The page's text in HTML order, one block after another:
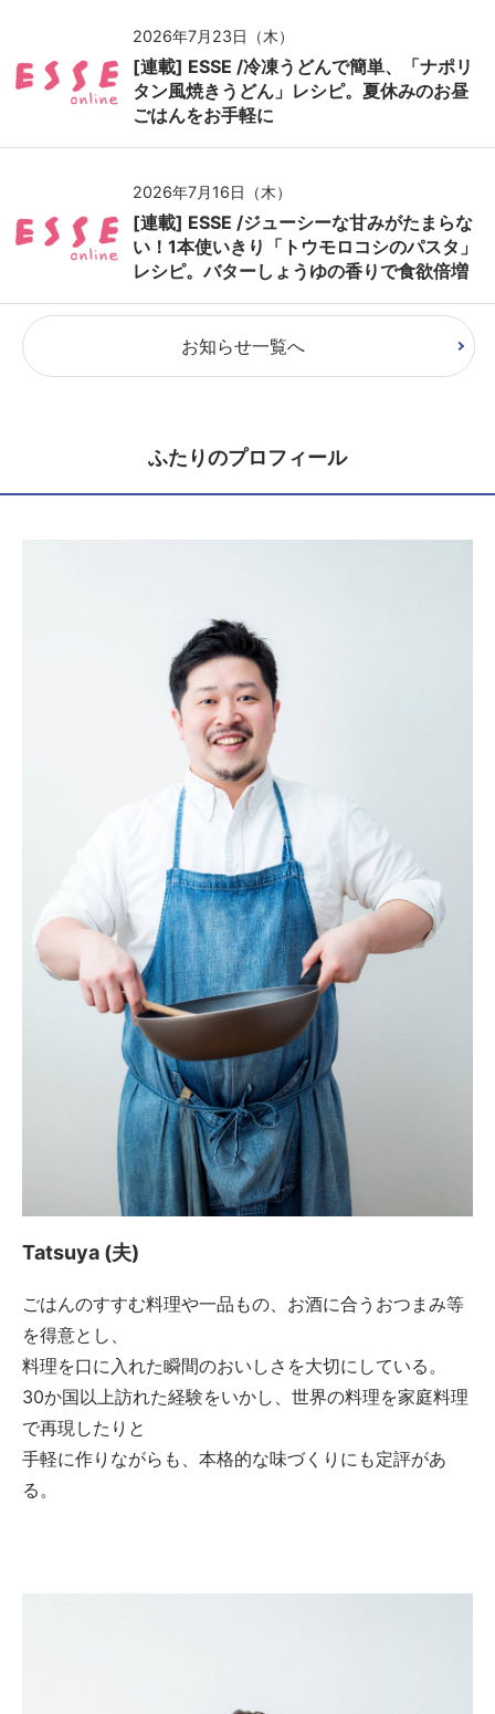
2026年7月23日（木）
[連載] ESSE /冷凍うどんで簡単、「ナポリ
タン風焼きうどん」レシピ。夏休みのお昼
ごはんをお手軽に
2026年7月16日（木）
[連載] ESSE /ジューシーな甘みがたまらな
い！1本使いきり「トウモロコシのパスタ」
レシピ。バターしょうゆの香りで食欲倍増
お知らせ一覧へ
ふたりのプロフィール
Tatsuya (夫)
ごはんのすすむ料理や一品もの、お酒に合うおつまみ等
を得意とし、
料理を口に入れた瞬間のおいしさを大切にしている。
30か国以上訪れた経験をいかし、世界の料理を家庭料理
で再現したりと
手軽に作りながらも、本格的な味づくりにも定評があ
る。